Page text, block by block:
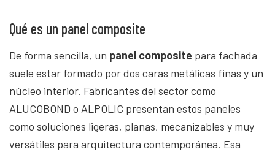
Qué es un panel composite
De forma sencilla, un panel composite para fachada
suele estar formado por dos caras metálicas finas y un
núcleo interior. Fabricantes del sector como
ALUCOBOND o ALPOLIC presentan estos paneles
como soluciones ligeras, planas, mecanizables y muy
versátiles para arquitectura contemporánea. Esa